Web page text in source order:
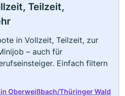
Teilzeit,
in Vollzeit, Teilzeit, zur
– auch für
Einfach filtern
Oberweißbach/Thüringer Wald